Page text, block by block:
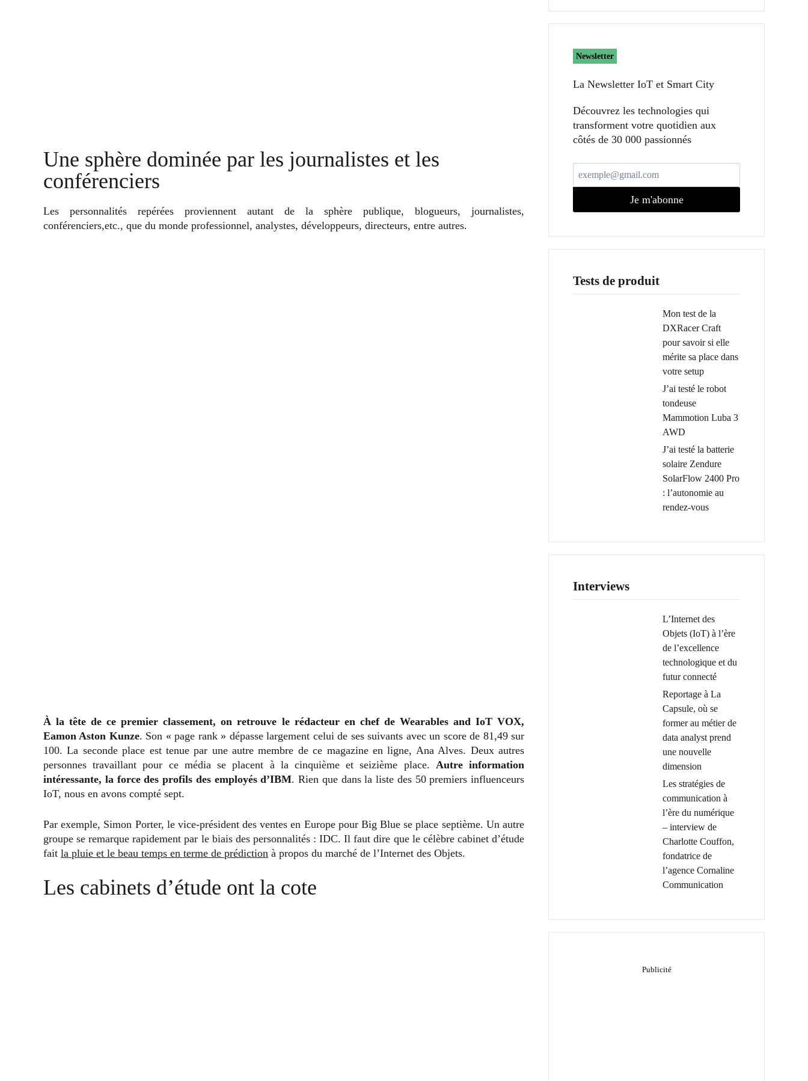
Une sphère dominée par les journalistes et les
conférenciers
Les personnalités repérées proviennent autant de la sphère publique, blogueurs, journalistes,
conférenciers,etc., que du monde professionnel, analystes, développeurs, directeurs, entre autres.
À la tête de ce premier classement, on retrouve le rédacteur en chef de Wearables and IoT VOX,
Eamon Aston Kunze. Son « page rank » dépasse largement celui de ses suivants avec un score de 81,49 sur
100. La seconde place est tenue par une autre membre de ce magazine en ligne, Ana Alves. Deux autres
personnes travaillant pour ce média se placent à la cinquième et seizième place. Autre information
intéressante, la force des profils des employés d’IBM. Rien que dans la liste des 50 premiers influenceurs
IoT, nous en avons compté sept.
Par exemple, Simon Porter, le vice-président des ventes en Europe pour Big Blue se place septième. Un autre
groupe se remarque rapidement par le biais des personnalités : IDC. Il faut dire que le célèbre cabinet d’étude
fait la pluie et le beau temps en terme de prédiction à propos du marché de l’Internet des Objets.
Les cabinets d’étude ont la cote
Newsletter
La Newsletter IoT et Smart City​
Découvrez les technologies qui
transforment votre quotidien aux
côtés de 30 000 passionnés
Je m'abonne
Tests de produit
Mon test de la
DXRacer Craft
pour savoir si elle
mérite sa place dans
votre setup
J’ai testé le robot
tondeuse
Mammotion Luba 3
AWD
J’ai testé la batterie
solaire Zendure
SolarFlow 2400 Pro
: l’autonomie au
rendez-vous
Interviews
L’Internet des
Objets (IoT) à l’ère
de l’excellence
technologique et du
futur connecté
Reportage à La
Capsule, où se
former au métier de
data analyst prend
une nouvelle
dimension
Les stratégies de
communication à
l’ère du numérique
– interview de
Charlotte Couffon,
fondatrice de
l’agence Cornaline
Communication